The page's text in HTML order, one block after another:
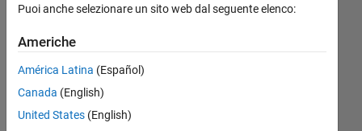
20 Feb
1
Risposta
accettata
Puoi anche selezionare un sito web dal seguente elenco:
Americhe
América Latina (Español)
Canada (English)
United States (English)